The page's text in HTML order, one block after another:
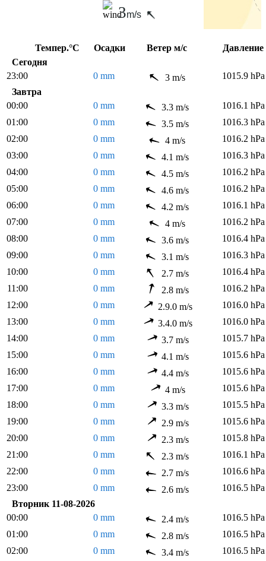
3m/s
Темпер.°C Осадки Ветер м/с
Сегодня
23:00
0 mm 3 m/s
1015.9 hPa
Завтра
00:00
0 mm 3.3 m/s
1016.1 hPa
01:00
0 mm 3.5 m/s
1016.3 hPa
02:00
0 mm 4 m/s
1016.2 hPa
03:00
0 mm 4.1 m/s
1016.3 hPa
04:00
0 mm 4.5 m/s
1016.2 hPa
05:00
0 mm 4.6 m/s
1016.2 hPa
06:00
0 mm 4.2 m/s
1016.1 hPa
07:00
0 mm 4 m/s
1016.2 hPa
08:00
0 mm 3.6 m/s
1016.4 hPa
09:00
0 mm 3.1 m/s
1016.3 hPa
10:00
0 mm 2.7 m/s
1016.4 hPa
11:00
0 mm 2.8 m/s
1016.2 hPa
12:00
0 mm 2.9.0 m/s
1016.0 hPa
13:00
0 mm 3.4.0 m/s
1016.0 hPa
14:00
0 mm 3.7 m/s
1015.7 hPa
15:00
0 mm 4.1 m/s
1015.6 hPa
16:00
0 mm 4.4 m/s
1015.6 hPa
17:00
0 mm 4 m/s
1015.6 hPa
18:00
0 mm 3.3 m/s
1015.5 hPa
19:00
0 mm 2.9 m/s
1015.6 hPa
20:00
0 mm 2.3 m/s
1015.8 hPa
21:00
0 mm 2.3 m/s
1016.1 hPa
22:00
0 mm 2.7 m/s
1016.6 hPa
23:00
0 mm 2.6 m/s
1016.5 hPa
Вторник 11-08-2026
00:00
0 mm 2.4 m/s
1016.5 hPa
01:00
0 mm 2.8 m/s
1016.5 hPa
02:00
0 mm 3.4 m/s
1016.5 hPa